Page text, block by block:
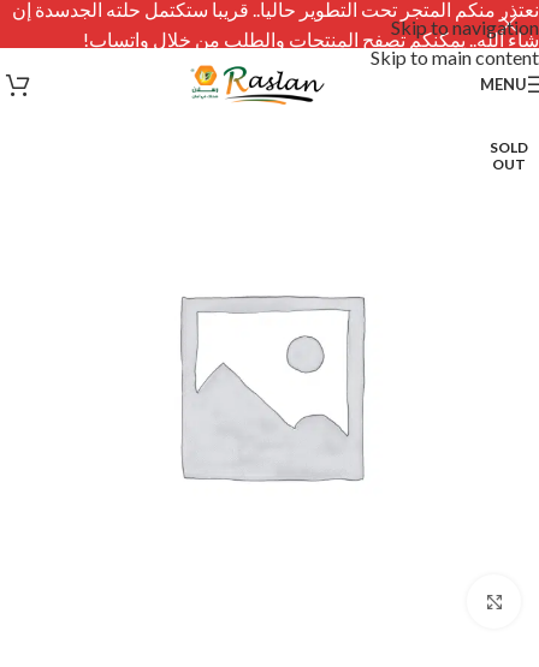
Skip to navigation
Skip to main content
نعتذر منكم المتجر تحت التطوير حاليا.. قريبا ستكتمل حلته الجدسدة إن
شاء الله.. يمكنكم تصفح المنتجات والطلب من خلال واتساب!
MENU
SOLD
OUT